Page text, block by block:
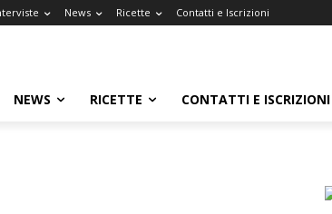
News Ricette Contatti e Iscrizioni
NEWS RICETTE CONTATTI E ISCRIZIONI